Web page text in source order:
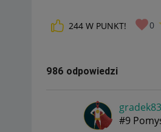
244 W PUNKT! 0
986 odpowiedzi
gradek83
#9